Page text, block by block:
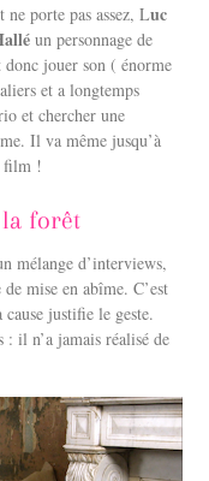
ne porte pas assez, Luc
un personnage de
jouer son ( énorme
et a longtemps
et chercher une
Il va même jusqu’à
film !
la forêt
mélange d’interviews,
mise en abîme. C’est
justifie le geste.
: il n’a jamais réalisé de